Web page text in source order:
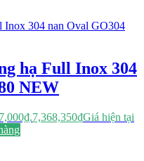
hạ Full Inox 304
NEW
7,368,350₫Giá hiện tại